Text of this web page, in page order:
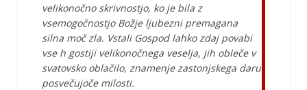
velikonočno skrivnostjo, ko je bila z
vsemogočnostjo Božje ljubezni premagana
silna moč zla. Vstali Gospod lahko zdaj povabi
vse h gostiji velikonočnega veselja, jih obleče v
svatovsko oblačilo, znamenje zastonjskega daru
posvečujoče milosti.